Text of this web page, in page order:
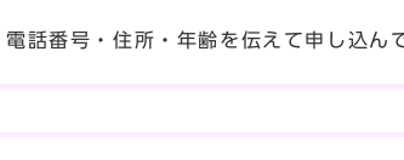
話番号・住所・年齢を伝えて申し込ん